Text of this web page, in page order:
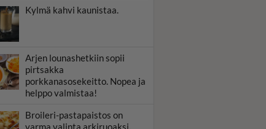
Kylmä kahvi kaunistaa.
Arjen lounashetkiin sopii
pirtsakka
porkkanasosekeitto. Nopea ja
helppo valmistaa!
Broileri-pastapaistos on
varma valinta arkiruoaksi.